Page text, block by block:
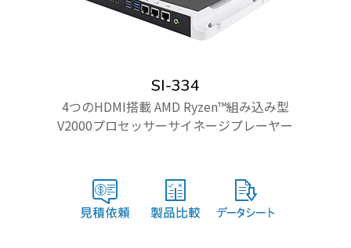
SI-334
4つのHDMI搭載 AMD Ryzen™組み込み型
V2000プロセッサーサイネージプレーヤー